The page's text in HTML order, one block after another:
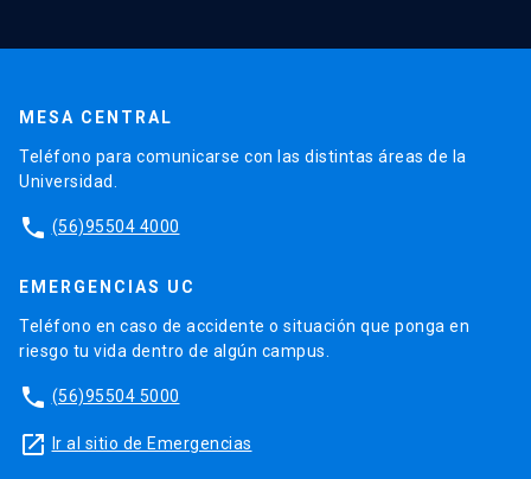
MESA CENTRAL
Teléfono para comunicarse con las distintas áreas de la
Universidad.
phone (56)95504 4000
EMERGENCIAS UC
Teléfono en caso de accidente o situación que ponga en
riesgo tu vida dentro de algún campus.
phone (56)95504 5000
launch Ir al sitio de Emergencias